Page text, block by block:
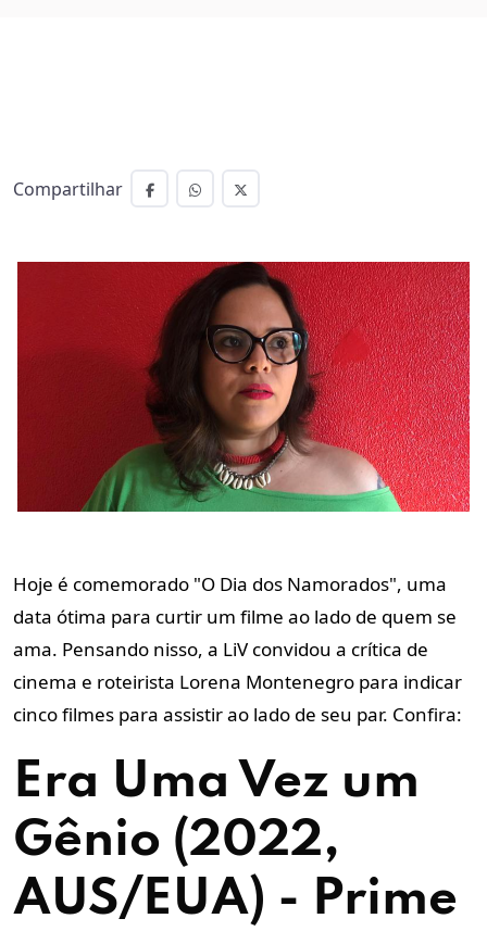
Compartilhar
Hoje é comemorado "O Dia dos Namorados", uma
data ótima para curtir um filme ao lado de quem se
ama. Pensando nisso, a LiV convidou a crítica de
cinema e roteirista Lorena Montenegro para indicar
cinco filmes para assistir ao lado de seu par. Confira:
Era Uma Vez um
Gênio (2022,
AUS/EUA) - Prime